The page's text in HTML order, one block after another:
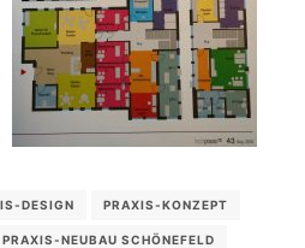
DESIGN PRAXIS-KONZEPT
PRAXIS-NEUBAU SCHÖNEFELD